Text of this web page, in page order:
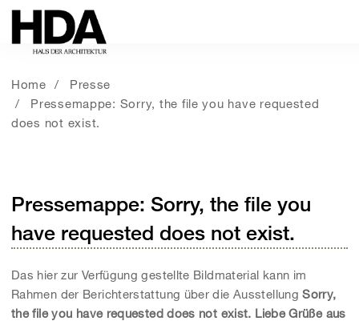
Home
Presse
Pressemappe: Sorry, the file you have requested
does not exist.
Pressemappe: Sorry, the file you
have requested does not exist.
Das hier zur Verfügung gestellte Bildmaterial kann im
Rahmen der Berichterstattung über die AusstellungSorry,
the file you have requested does not exist. Liebe Grüße aus